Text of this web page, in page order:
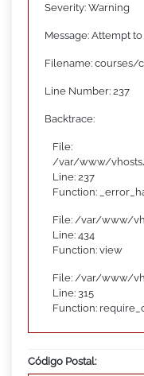
Severity: Warning
Message: Attempt
Filename: courses/
Line Number: 237
Backtrace:
File:
/var/www/
Line: 237
Function:
File: /var/www/
Line: 434
Function: view
File: /var/www/
Line: 315
Function:
Código Postal: